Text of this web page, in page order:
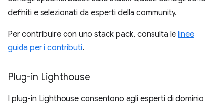
definiti e selezionati da esperti della community.
Per contribuire con uno stack pack, consulta le linee
guida per i contributi.
Plug-in Lighthouse
I plug-in Lighthouse consentono agli esperti di dominio